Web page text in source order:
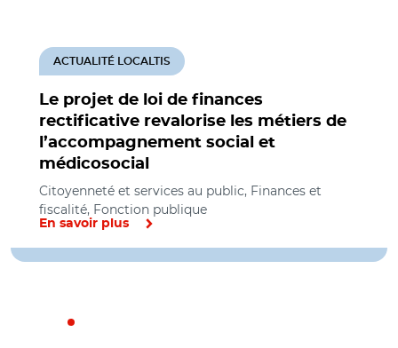
Le projet de loi de finances
rectificative revalorise les métiers de
l’accompagnement social et
médicosocial
ACTUALITÉ LOCALTIS
Citoyenneté et services au public, Finances et
fiscalité, Fonction publique
En savoir plus